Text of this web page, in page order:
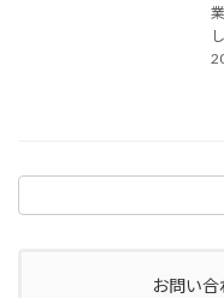
お問い